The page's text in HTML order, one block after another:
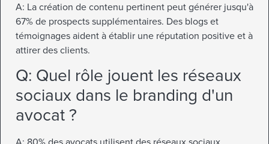
A: La création de contenu pertinent peut générer jusqu'à
67% de prospects supplémentaires. Des blogs et
témoignages aident à établir une réputation positive et à
attirer des clients.
Q: Quel rôle jouent les réseaux
sociaux dans le branding d'un
avocat ?